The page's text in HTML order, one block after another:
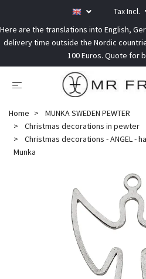
Tax Incl.
Here are the translations into English,
delivery time outside the Nordic
100 Euros. Quote for
Home
MUNKA SWEDEN PEWTER
Christmas decorations in pewter
Christmas decorations - ANGEL -
Munka